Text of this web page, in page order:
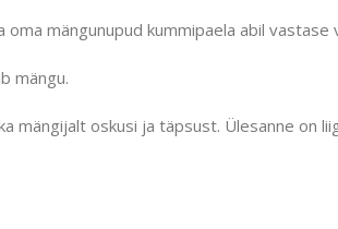
oma mängunupud kummipaela abil vastase
mängu.
mängijalt oskusi ja täpsust. Ülesanne on